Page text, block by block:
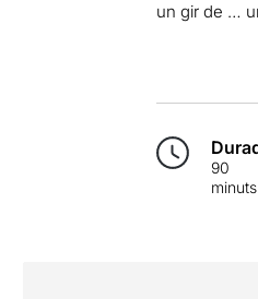
un gir de …
90
minuts